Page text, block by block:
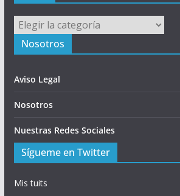
Menú
Nosotros
Aviso Legal
Nosotros
Nuestras Redes Sociales
Sígueme en Twitter
Mis tuits